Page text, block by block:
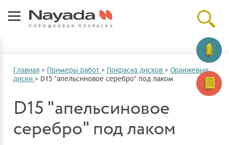
Главная > Примеры работ > Покраска дисков > Оранжевые
диски > D15 "апельсиновое серебро" под лаком
D15 "апельсиновое
серебро" под лаком